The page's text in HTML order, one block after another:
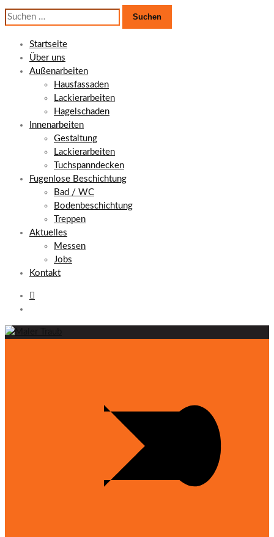
Suchen
nach:
Startseite
Über uns
Außenarbeiten
Hausfassaden
Lackierarbeiten
Hagelschaden
Innenarbeiten
Gestaltung
Lackierarbeiten
Tuchspanndecken
Fugenlose Beschichtung
Bad / WC
Bodenbeschichtung
Treppen
Aktuelles
Messen
Jobs
Kontakt